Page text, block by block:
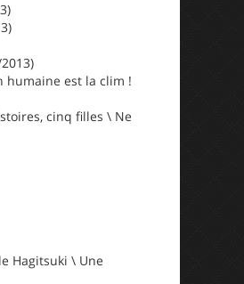
humaine est la clim !
cinq filles \ Ne
Hagitsuki \ Une